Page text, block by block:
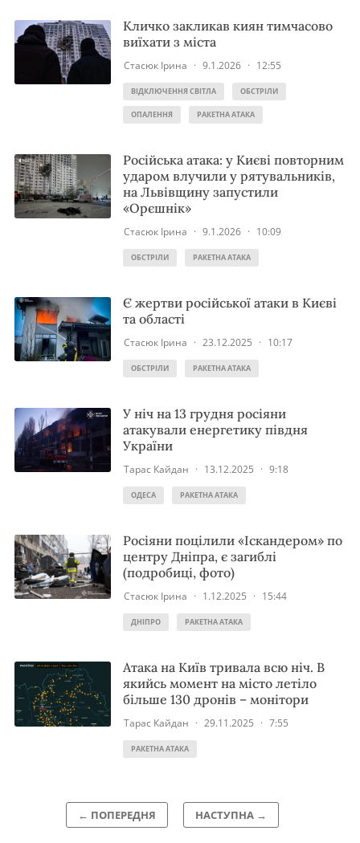
Кличко закликав киян тимчасово
виїхати з міста
Стасюк Ірина · 9.1.2026 · 12:55
ВІДКЛЮЧЕННЯ СВІТЛА ОБСТРІЛИ
ОПАЛЕННЯ РАКЕТНА АТАКА
Російська атака: у Києві повторним
ударом влучили у рятувальників,
на Львівщину запустили
«Орєшнік»
Стасюк Ірина · 9.1.2026 · 10:09
ОБСТРІЛИ РАКЕТНА АТАКА
Є жертви російської атаки в Києві
та області
Стасюк Ірина · 23.12.2025 · 10:17
ОБСТРІЛИ РАКЕТНА АТАКА
У ніч на 13 грудня росіяни
атакували енергетику півдня
України
Тарас Кайдан · 13.12.2025 · 9:18
ОДЕСА РАКЕТНА АТАКА
Росіяни поцілили «Іскандером» по
центру Дніпра, є загиблі
(подробиці, фото)
Стасюк Ірина · 1.12.2025 · 15:44
ДНІПРО РАКЕТНА АТАКА
Атака на Київ тривала всю ніч. В
якийсь момент на місто летіло
більше 130 дронів – монітори
Тарас Кайдан · 29.11.2025 · 7:55
РАКЕТНА АТАКА
← ПОПЕРЕДНЯ НАСТУПНА →